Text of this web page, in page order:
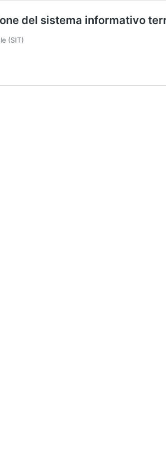
del sistema informativo
(SIT)